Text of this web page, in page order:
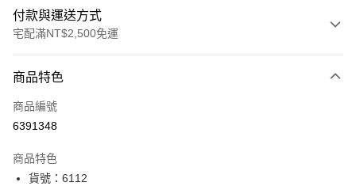
付款與運送方式
宅配滿NT$2,500免運
信用卡一次付款
Apple Pay
悠遊付
商品特色
商品編號
6391348
商品特色
貨號：6112